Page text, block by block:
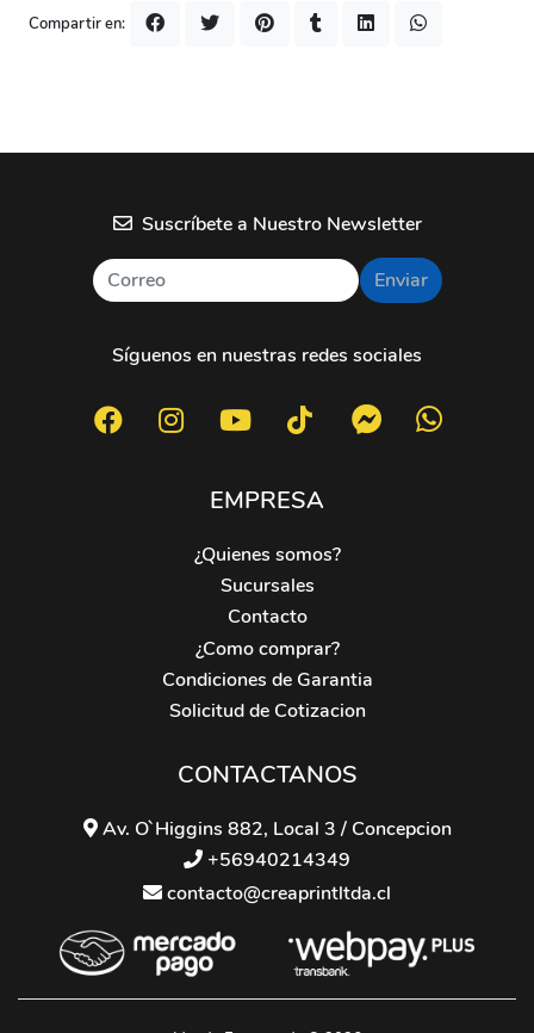
Compartir en:
Suscríbete a Nuestro Newsletter
Enviar
Síguenos en nuestras redes sociales
EMPRESA
¿Quienes somos?
Sucursales
Contacto
¿Como comprar?
Condiciones de Garantia
Solicitud de Cotizacion
CONTACTANOS
Av. O`Higgins 882, Local 3 / Concepcion
+56940214349
contacto@creaprintltda.cl